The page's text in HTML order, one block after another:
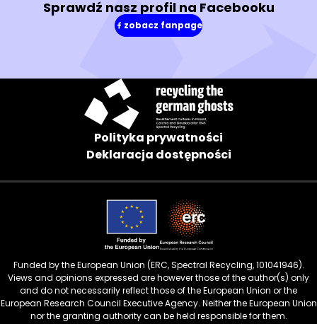
Sprawdź nasz profil na Facebooku
zobacz fanpage
(w
nowym
Polityka prywatności
Deklaracja dostępności
Funded by the European Union (ERC, Spectral Recycling, 101041946).
Views and opinions expressed are however those of the author(s) only
and do not necessarily reflect those of the European Union or the
European Research Council Executive Agency. Neither the European Union
nor the granting authority can be held responsible for them.